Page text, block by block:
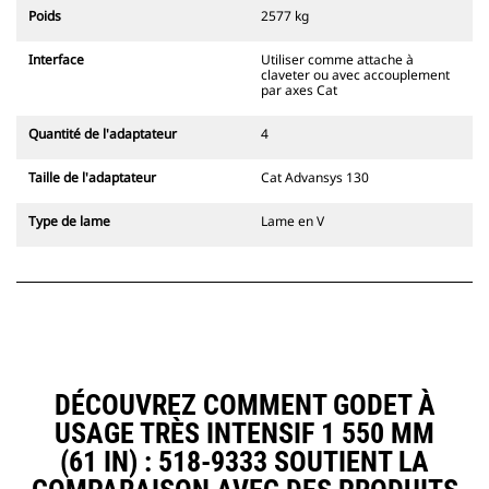
champ de vision du conducteur.
axes Cat sont compatibles avec les
pelles hydrauliques à chaînes 311-
Des attaches à largeur de
disponibles.
le système d'attache spéciale CW
CW sont dotées d'un système de
disponibles pour toutes les pelles
hydrauliques à chaines et sur
pneus.
Poids 2577 kg
Interface
Utiliser comme attache à
claveter ou avec accouplement
par axes Cat
Quantité de l'adaptateur 4
Taille de l'adaptateur Cat Advansys 130
Type de lame Lame en V
DÉCOUVREZ COMMENT GODET À
USAGE TRÈS INTENSIF 1 550 MM
(61 IN) : 518-9333 SOUTIENT LA